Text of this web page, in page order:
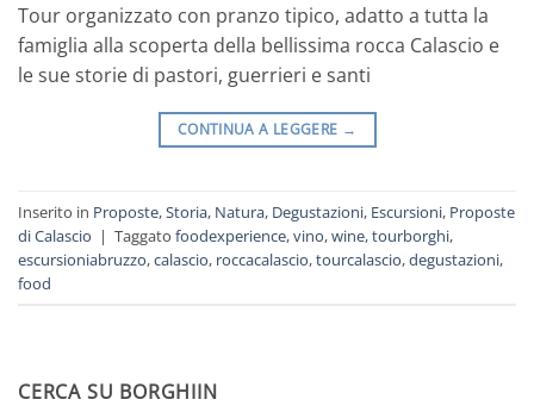
Tour organizzato con pranzo tipico, adatto a tutta la
famiglia alla scoperta della bellissima rocca Calascio e
le sue storie di pastori, guerrieri e santi
CONTINUA A LEGGERE →
Inserito in Proposte,Storia, Natura, Degustazioni, Escursioni, Proposte
di Calascio | Taggato foodexperience,vino,wine,tourborghi,
escursioniabruzzo,calascio, roccacalascio,tourcalascio,degustazioni,
food
CERCA SU BORGHIIN